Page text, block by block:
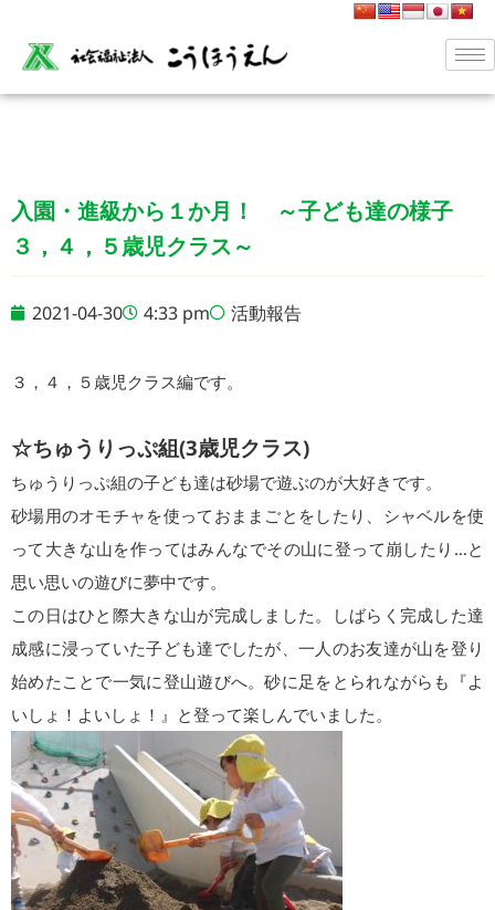
入園・進級から１か月！ ～子ども達の様子
３，４，５歳児クラス～
2021-04-30 4:33 pm 活動報告
３，４，５歳児クラス編です。
☆ちゅうりっぷ組(3歳児クラス)
ちゅうりっぷ組の子ども達は砂場で遊ぶのが大好きです。
砂場用のオモチャを使っておままごとをしたり、シャベルを使
って大きな山を作ってはみんなでその山に登って崩したり…と
思い思いの遊びに夢中です。
この日はひと際大きな山が完成しました。しばらく完成した達
成感に浸っていた子ども達でしたが、一人のお友達が山を登り
始めたことで一気に登山遊びへ。砂に足をとられながらも『よ
いしょ！よいしょ！』と登って楽しんでいました。